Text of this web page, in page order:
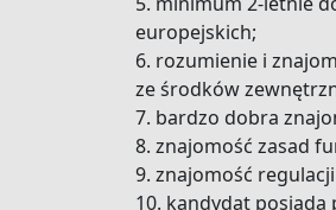
europejskich;
rozumienie i
ze środków
bardzo dobra
znajomość zasad
znajomość
kandydat posiada